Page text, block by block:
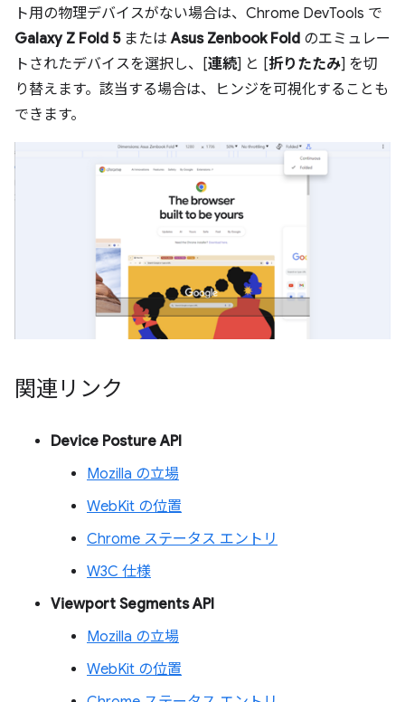
ト用の物理デバイスがない場合は、Chrome DevTools で
Galaxy Z Fold 5またはAsus Zenbook Fold のエミュレー
トされたデバイスを選択し、[連続] と [折りたたみ] を切
り替えます。該当する場合は、ヒンジを可視化することも
できます。
関連リンク
Device Posture API
Mozilla の立場
WebKit の位置
Chrome ステータス エントリ
W3C 仕様
Viewport Segments API
Mozilla の立場
WebKit の位置